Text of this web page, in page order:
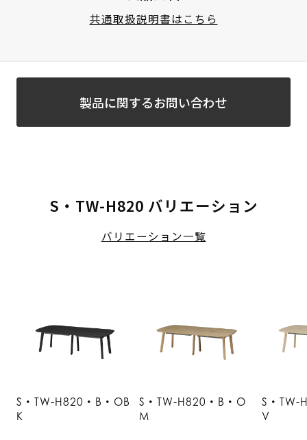
共通取扱説明書はこちら
製品に関するお問い合わせ
S・TW-H820 バリエーション
バリエーション一覧
S・TW-H820・B・OB
K
S・TW-H820・B・O
M
S・TW-
V